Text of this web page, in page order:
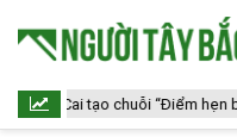
tạo chuỗi “Điểm hẹn bản sắc”